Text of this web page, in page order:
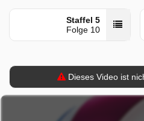
Border Control: Schwedens
ausgestrahlt am Samstag 11
Staffel 5
Folge 10
Dieses Video ist